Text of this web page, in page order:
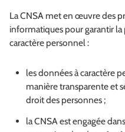
La CNSA met en œuvre des
informatiques pour garantir
caractère personnel :
les données à caractère
manière transparente et
droit des personnes ;
la CNSA est engagée